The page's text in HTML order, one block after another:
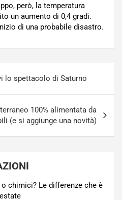
però, la temperatura
un aumento di 0,4 gradi.
di una probabile disastro.
lo spettacolo di Saturno
100% alimentata da
(e si aggiunge una novità)
chimici? Le differenze che è